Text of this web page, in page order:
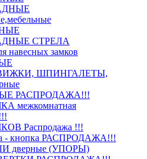
СТРЕЛА
замков
ШПИНГАЛЕТЫ,
РАСПРОДАЖА!!!
межкомнатная
Распродажа !!!
- кнопка РАСПРОДАЖА!!!
дверные (УПОРЫ)